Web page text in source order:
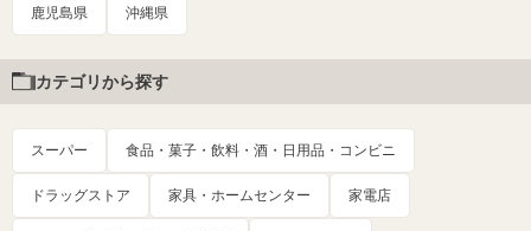
鹿児島県 沖縄県
カテゴリから探す
スーパー 食品・菓子・飲料・酒・日用品・コンビニ
ドラッグストア 家具・ホームセンター 家電店